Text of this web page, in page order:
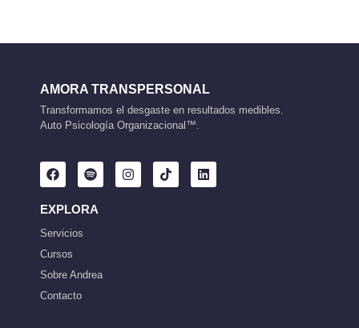
AMORA TRANSPERSONAL
Transformamos el desgaste en resultados medibles.
Auto Psicología Organizacional™.
EXPLORA
Servicios
Cursos
Sobre Andrea
Contacto